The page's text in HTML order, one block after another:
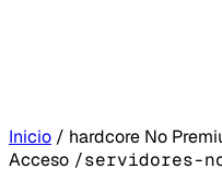
Inicio / hardcore No
Acceso /servidores-